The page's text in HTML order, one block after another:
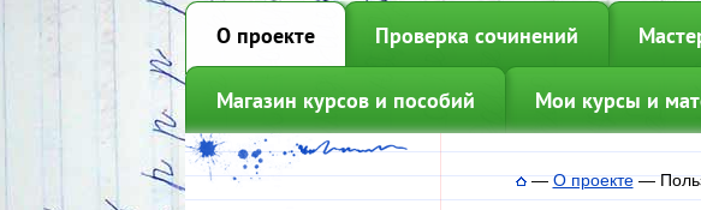
О проекте Проверка сочинений
Магазин курсов и пособий Мои курсы и
—О проекте—